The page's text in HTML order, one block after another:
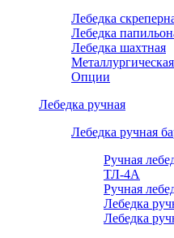
Лебедка
Лебедка
Лебедка шахтная
Опции
Лебедка ручная
Лебедка ручная
Ручная
ТЛ-4А
Ручная
Лебедка
Лебедка